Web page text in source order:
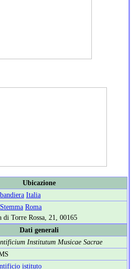
Ubicazione
Italia
Roma
di Torre Rossa, 21, 00165
Dati generali
Institutum Musicae Sacrae
istituto